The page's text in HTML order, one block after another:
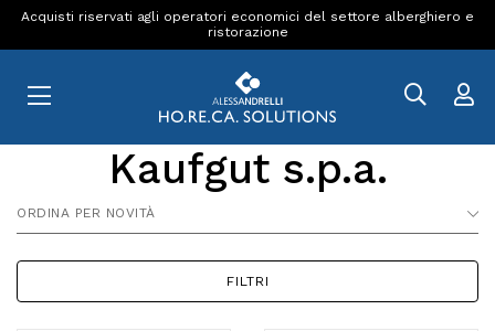
Acquisti riservati agli operatori economici del settore alberghiero e
ristorazione
Kaufgut s.p.a.
ORDINA PER NOVITÀ
FILTRI